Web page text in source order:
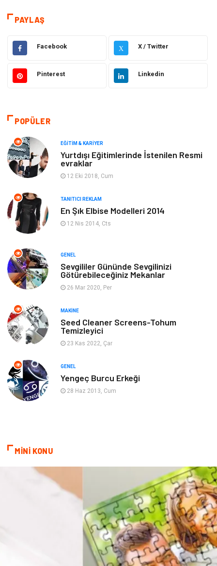
Hizmet
Hukuk Emlak
Otomotiv Sağlıklı Yaşam
Moda
Makine
Elektronik
Ev Dekorasyon Organizasyon
Anne & Çocuk Genel Kültür
Ev İşleri
Gençlik & Eğlence
Mobilya
Evlilik Rehberi
Astroloji Keyfinizi Kaçırmayın
Çadır
Pet Malzemeleri
PAYLAŞ
Facebook X X / Twitter
Pinterest Linkedin
POPÜLER
EĞITIM & KARIYER
Yurtdışı Eğitimlerinde İstenilen Resmi
evraklar
12 Eki 2018, Cum
TANITICI REKLAM
En Şık Elbise Modelleri 2014
12 Nis 2014, Cts
GENEL
Sevgililer Gününde Sevgilinizi
Götürebileceğiniz Mekanlar
26 Mar 2020, Per
MAKINE
Seed Cleaner Screens-Tohum
Temizleyici
23 Kas 2022, Çar
GENEL
Yengeç Burcu Erkeği
28 Haz 2013, Cum
MİNİ KONU